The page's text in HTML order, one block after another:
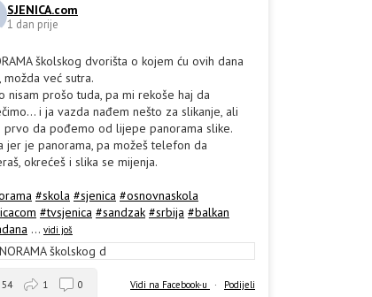
SJENICA.com
1 dan prije
školskog dvorišta o kojem ću ovih dana
možda već sutra.
nisam prošo tuda, pa mi rekoše haj da
i ja vazda nađem nešto za slikanje, ali
prvo da pođemo od lijepe panorama slike.
jer je panorama, pa možeš telefon da
okrećeš i slika se mijenja.
#skola #sjenica #osnovnaskola
#tvsjenica #sandzak #srbija #balkan
... vidi još
Vidi na Facebook-u · Podijeli
54 1 0